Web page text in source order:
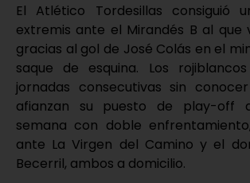
El Atlético Tordesillas consiguió
extremis ante el Mirandés B al que
gracias al gol de José Colás en el
saque de esquina. Los
jornadas consecutivas sin
afianzan su puesto de play-off
semana con doble
ante La Virgen del Camino y el
Becerril, ambos a domicilio.